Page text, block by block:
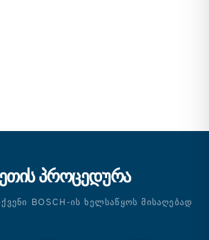
ᲞᲠᲝᲪᲔᲓᲣᲠᲐ
BOSCH-ᲘᲡ ᲮᲔᲚᲡᲐᲬᲧᲝᲡ ᲛᲘᲡᲐᲦᲔᲑᲐᲓ